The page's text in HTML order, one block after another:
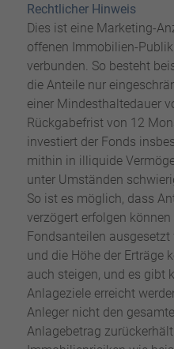
Rechtlicher Hinweis
Dies ist eine Marketing-
offenen Immobilien-
verbunden. So besteht
die Anteile nur
einer Mindesthaltedauer
Rückgabefrist von 12
investiert der Fonds
mithin in illiquide
unter Umständen
So ist es möglich, dass
verzögert erfolgen
Fondsanteilen ausgesetzt
und die Höhe der Erträge
auch steigen, und es gibt
Anlageziele erreicht
Anleger nicht den
Anlagebetrag